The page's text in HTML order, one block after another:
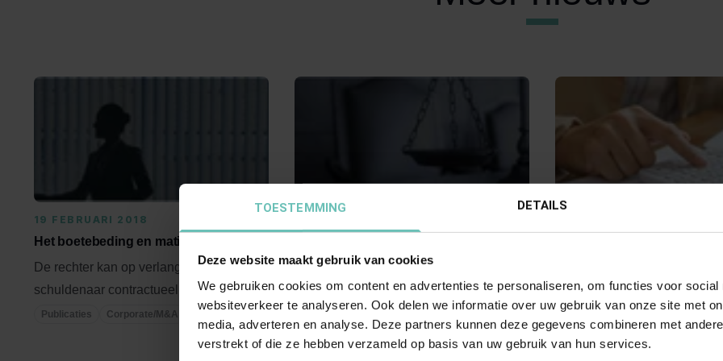
TOESTEMMING DETAILS
Deze website maakt gebruik van cookies
We gebruiken cookies om content en advertenties te personaliseren, om functies voor social
websiteverkeer te analyseren. Ook delen we informatie over uw gebruik van onze site met
media, adverteren en analyse. Deze partners kunnen deze gegevens combineren met
verstrekt of die ze hebben verzameld op basis van uw gebruik van hun services.
19 FEBRUARI 2018
Het boetebeding en matiging
De rechter kan op verlangen van de
schuldenaar contractueel verbeurde
boetes matigen. In 2007 ...
Publicaties Corporate/M&A
bestuurdersaansprakelijkheid: de
stichtingsbestuurder voor de bus
gegooid?
Voor COBE-online schreef onze
Het is zover! Per 1 januari
termijn voor het doen van
Blogs Familie- & Erfrecht